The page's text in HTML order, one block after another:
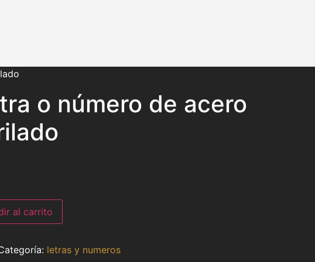
o número de acero
al carrito
letras y numeros